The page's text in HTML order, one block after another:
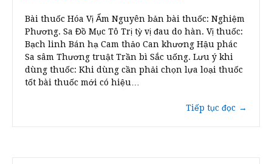
Bài thuốc Hóa Vị Ẩm Nguyên bản bài thuốc: Nghiệm
Phương. Sa Đồ Mục Tô Trị tỳ vị đau do hàn. Vị thuốc:
Bạch linh Bán hạ Cam thảo Can khương Hậu phác
Sa sâm Thương truật Trần bì Sắc uống. Lưu ý khi
dùng thuốc: Khi dùng cần phải chọn lựa loại thuốc
tốt bài thuốc mới có hiệu…
Tiếp tục đọc →